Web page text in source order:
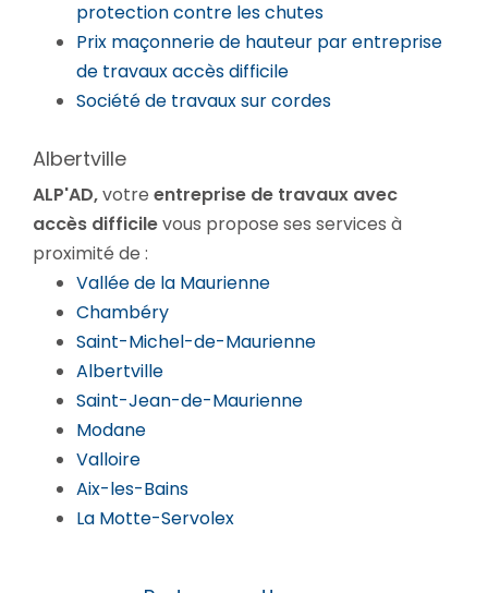
protection contre les chutes
Prix maçonnerie de hauteur par entreprise
de travaux accès difficile
Société de travaux sur cordes
Albertville
ALP'AD,votre entreprise de travaux avec
accès difficilevous propose ses services à
proximité de :
Vallée de la Maurienne
Chambéry
Saint-Michel-de-Maurienne
Albertville
Saint-Jean-de-Maurienne
Modane
Valloire
Aix-les-Bains
La Motte-Servolex